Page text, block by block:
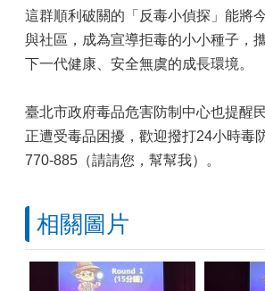
這群順利破關的「反毒小偵探」能將
與社區，成為宣導拒毒的小小種子，
下一代健康、安全無虞的成長環境。
臺北市政府毒品危害防制中心也提醒
正遭受毒品困擾，歡迎撥打24小時毒
770-885（請請您，幫幫我）。
相關圖片